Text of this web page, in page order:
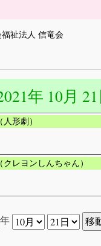
祉法人 信竜会
年 10月
形劇）
レヨンしんちゃん）
年